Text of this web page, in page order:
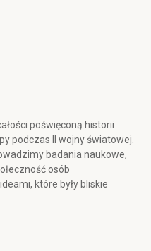
poświęconą historii
podczas II wojny światowej.
badania naukowe,
osób
które były bliskie